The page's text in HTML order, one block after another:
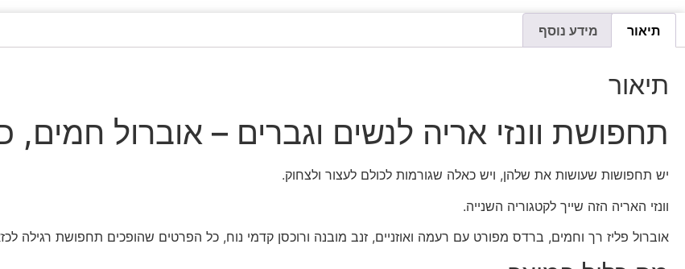
תיאור מידע נוסף
תיאור
תחפושת וונזי אריה לנשים וגברים – אוברול חמים,
יש תחפושות שעושות את שלהן, ויש כאלה שגורמות לכולם לעצור ולצחוק.
וונזי האריה הזה שייך לקטגוריה השנייה.
אוברול פליז רך וחמים, ברדס מפורט עם רעמה ואוזניים, זנב מובנה ורוכסן קדמי נוח, כל הפרטים שהופכים תחפושת רגילה